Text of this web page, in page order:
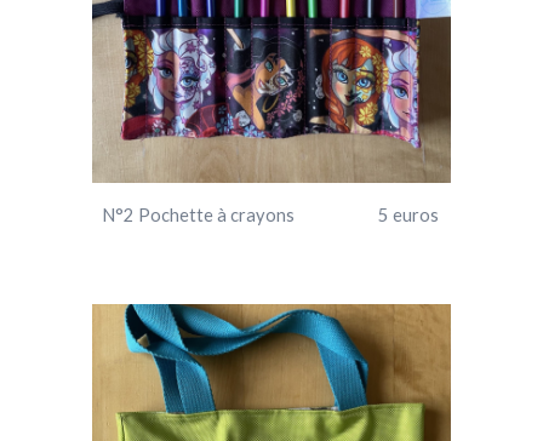
N°2 Pochette à crayons 5 euros